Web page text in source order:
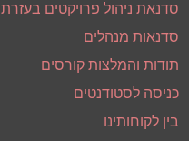
סדנאת ניהול פרויקטים בעזרת MS-PROJECT
סדנאות מנהלים
תודות והמלצות קורסים
כניסה לסטודנטים
בין לקוחותינו